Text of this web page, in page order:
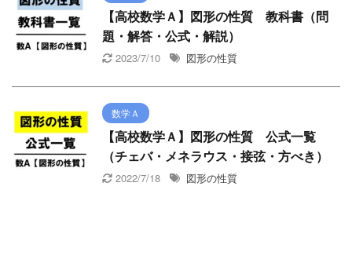
【高校数学Ａ】図形の性質 教科書（問
題・解答・公式・解説）
2023/7/10 図形の性質
数学Ａ
【高校数学Ａ】図形の性質 公式一覧
（チェバ・メネラウス・接弦・方べき）
2022/7/18 図形の性質